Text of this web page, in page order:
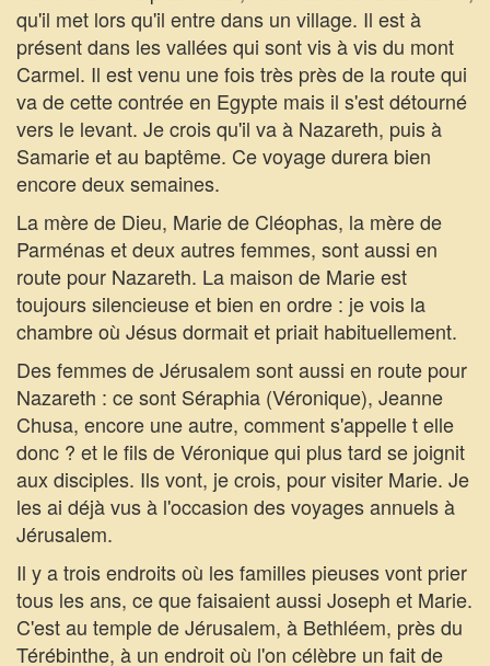
qu'il met lors qu'il entre dans un village. Il est à
présent dans les vallées qui sont vis à vis du mont
Carmel. Il est venu une fois très près de la route qui
va de cette contrée en Egypte mais il s'est détourné
vers le levant. Je crois qu'il va à Nazareth, puis à
Samarie et au baptême. Ce voyage durera bien
encore deux semaines.
La mère de Dieu, Marie de Cléophas, la mère de
Parménas et deux autres femmes, sont aussi en
route pour Nazareth. La maison de Marie est
toujours silencieuse et bien en ordre : je vois la
chambre où Jésus dormait et priait habituellement.
Des femmes de Jérusalem sont aussi en route pour
Nazareth : ce sont Séraphia (Véronique), Jeanne
Chusa, encore une autre, comment s'appelle t elle
donc ? et le fils de Véronique qui plus tard se joignit
aux disciples. Ils vont, je crois, pour visiter Marie. Je
les ai déjà vus à l'occasion des voyages annuels à
Jérusalem.
Il y a trois endroits où les familles pieuses vont prier
tous les ans, ce que faisaient aussi Joseph et Marie.
C'est au temple de Jérusalem, à Bethléem, près du
Térébinthe, à un endroit où l'on célèbre un fait de